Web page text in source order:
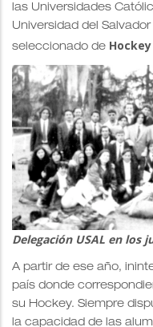
las Universidades
Universidad del
seleccionado de
Delegación USAL en los
A partir de ese año,
país donde
su Hockey. Siempre
la capacidad de las